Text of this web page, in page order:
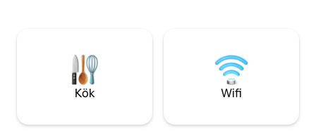
kaféer och pulserande nattliv ligger alla
inom bekvämt gångavstånd och
erbjuder den perfekta blandningen av
komfort, bekvämlighet och säkerhet. ☞
perfekta
och tillgänglighet!
Kök Wifi